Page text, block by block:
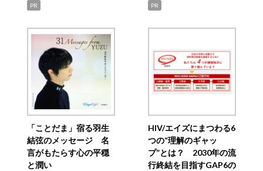
PR PR
「ことだま」宿る羽生
結弦のメッセージ 名
言がもたらす心の平穏
と潤い
HIV/エイズにまつわる6
つの“理解のギャッ
プ”とは？ 2030年の流
行終結を目指すGAP6の